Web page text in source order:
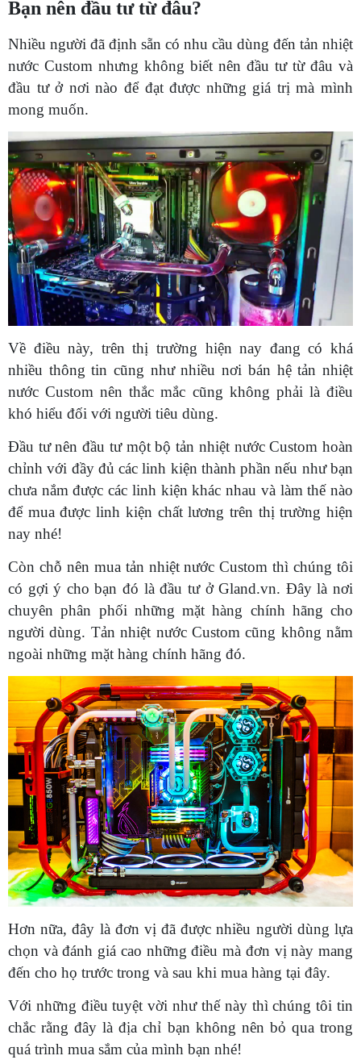
Bạn nên đầu tư từ đâu?
Nhiều người đã định sẵn có nhu cầu dùng đến tản nhiệt
nước Custom nhưng không biết nên đầu tư từ đâu và
đầu tư ở nơi nào để đạt được những giá trị mà mình
mong muốn.
Về điều này, trên thị trường hiện nay đang có khá
nhiều thông tin cũng như nhiều nơi bán hệ tản nhiệt
nước Custom nên thắc mắc cũng không phải là điều
khó hiểu đối với người tiêu dùng.
Đầu tư nên đầu tư một bộ tản nhiệt nước Custom hoàn
chỉnh với đầy đủ các linh kiện thành phần nếu như bạn
chưa nắm được các linh kiện khác nhau và làm thế nào
để mua được linh kiện chất lương trên thị trường hiện
nay nhé!
Còn chỗ nên mua tản nhiệt nước Custom thì chúng tôi
có gợi ý cho bạn đó là đầu tư ở Gland.vn. Đây là nơi
chuyên phân phối những mặt hàng chính hãng cho
người dùng. Tản nhiệt nước Custom cũng không nằm
ngoài những mặt hàng chính hãng đó.
Hơn nữa, đây là đơn vị đã được nhiều người dùng lựa
chọn và đánh giá cao những điều mà đơn vị này mang
đến cho họ trước trong và sau khi mua hàng tại đây.
Với những điều tuyệt vời như thế này thì chúng tôi tin
chắc rằng đây là địa chỉ bạn không nên bỏ qua trong
quá trình mua sắm của mình bạn nhé!